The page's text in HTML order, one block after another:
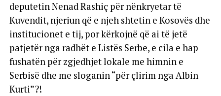
deputetin Nenad Rashiç për nënkryetar të
Kuvendit, njeriun që e njeh shtetin e Kosovës dhe
institucionet e tij, por kërkojnë që ai të jetë
patjetër nga radhët e Listës Serbe, e cila e hap
fushatën për zgjedhjet lokale me himnin e
Serbisë dhe me sloganin “për çlirim nga Albin
Kurti”?!